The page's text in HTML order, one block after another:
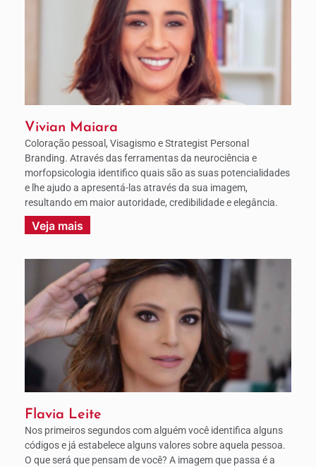
Vivian Maiara
Coloração pessoal, Visagismo e Strategist Personal
Branding. Através das ferramentas da neurociência e
morfopsicologia identifico quais são as suas potencialidades
e lhe ajudo a apresentá-las através da sua imagem,
resultando em maior autoridade, credibilidade e elegância.
Veja mais
Flavia Leite
Nos primeiros segundos com alguém você identifica alguns
códigos e já estabelece alguns valores sobre aquela pessoa.
O que será que pensam de você? A imagem que passa é a